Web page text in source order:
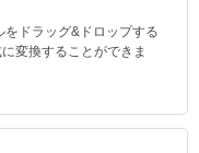
ドラッグ&ドロップする
変換することができま